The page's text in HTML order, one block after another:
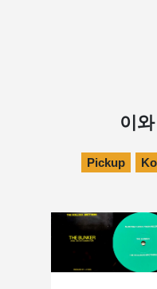
이
Pickup Ko